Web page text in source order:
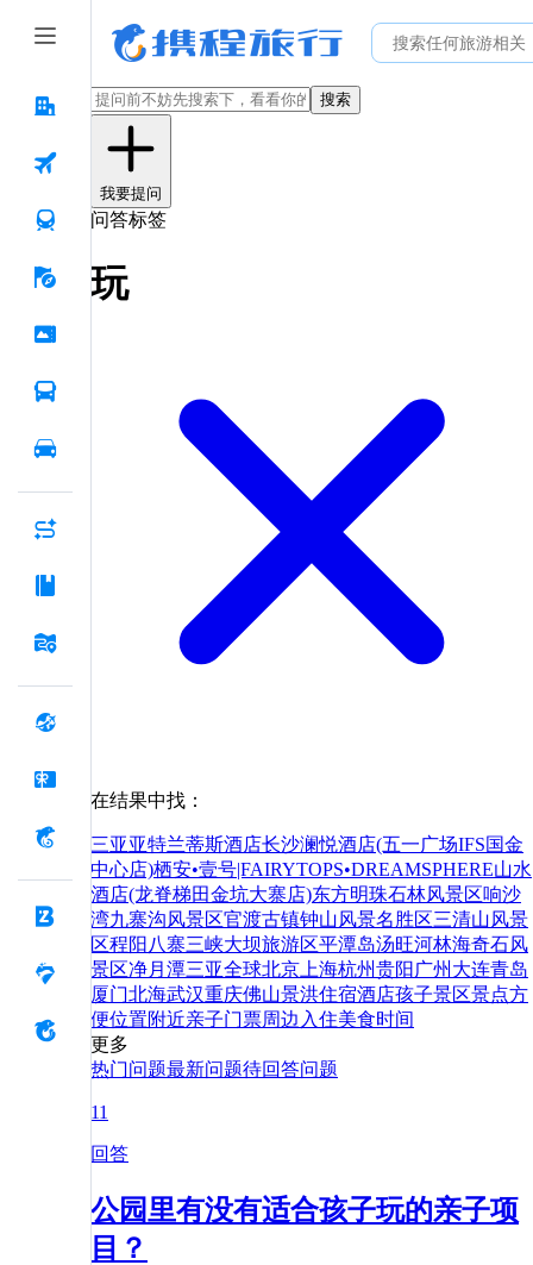
搜索
我要提问
问答标签
玩
在结果中找：
三亚亚特兰蒂斯酒店长沙澜悦酒店(五一广场IFS国金
中心店)栖安•壹号|FAIRYTOPS•DREAMSPHERE山水
酒店(龙脊梯田金坑大寨店)东方明珠石林风景区响沙
湾九寨沟风景区官渡古镇钟山风景名胜区三清山风景
区程阳八寨三峡大坝旅游区平潭岛汤旺河林海奇石风
景区净月潭三亚全球北京 上海杭州贵阳 广州 大连青岛
厦门北海武汉重庆佛山景洪住宿酒店孩子景区景点方
便位置附近亲子门票周边 入住美食时间
更多
热门问题最新问题待回答问题
11
回答
公园里有没有适合孩子玩的亲子项
目？